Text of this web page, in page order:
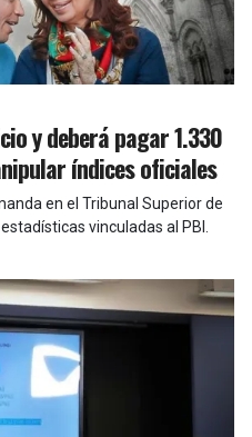
y deberá pagar 1.330
índices oficiales
en el Tribunal Superior de
vinculadas al PBI.